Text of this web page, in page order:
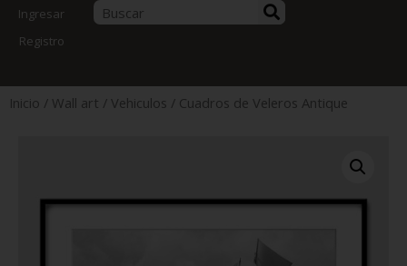
Ingresar
Registro
Inicio / Wall art / Vehiculos / Cuadros de Veleros Antique